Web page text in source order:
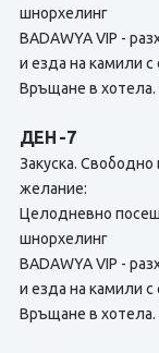
шнорхелинг
BADAWYA VIP -
и езда на камили с
Връщане в хотела.
ДЕН -7
Закуска.
желание:
Целодневно
шнорхелинг
BADAWYA VIP -
и езда на камили с
Връщане в хотела.